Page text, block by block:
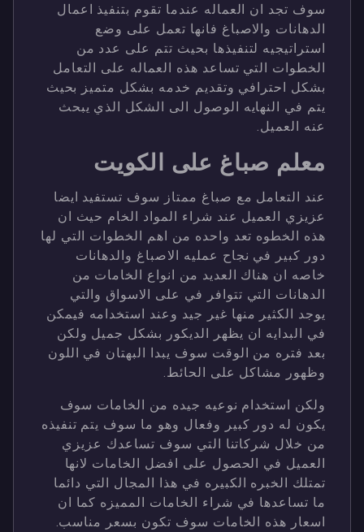
سوف تجد ان العماله عندما تقوم بتنفيذ اعمال
الدهانات والاصباغ فانها تعمل على وضع
استراتيجيه لتنفيذها بحيث تتم على عدد من
الخطوات التي تساعد هذه العماله على التعامل
بشكل احترافي وتقديم خدمه بشكل متميز بحيث
يتم في النهايه الوصول الى الشكل الذي يبحث
عنه العميل.
معلم صباغ على الكويت
عند التعامل مع صباغ ممتاز سوف تستفيد ايضا
عزيزي العميل عند شراء المواد الخام حيث ان
هذه الخطوه تعد واحده من اهم الخطوات التي لها
دور كبير في نجاح عمليه الاصباغ والدهانات
خاصه ان هناك العديد من انواع الخامات من
الدهانات التي تتوافر في على الاسواق والتي
يوجد الكثير منها غير جيد وعند استخدامه فيمكن
في البدايه ان يظهر الديكور بشكل جميل ولكن
بعد فتره من الوقت سوف يبدا البهتان في اللون
وظهور مشاكل على الحائط.
ولكن استخدام نوعيه جيده من الخامات سوف
يكون له دور كبير وفعال وهو ما سوف يتم تنفيذه
من خلال شركاتنا التي سوف تساعدك عزيزي
العميل في الحصول على افضل الخامات لانها
تمتلك الخبره الكبيره في هذا المجال التي دائما
ما تساعدها في شراء الخامات المميزه كما ان
اسعار هذه الخامات سوف تكون بسعر مناسب.